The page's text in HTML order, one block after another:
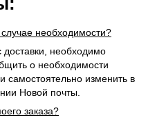
необходимости?
доставки, необходимо
о необходимости
самостоятельно изменить в
Новой почты.
заказа?